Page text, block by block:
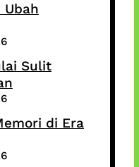
Ubah
Sulit
di Era